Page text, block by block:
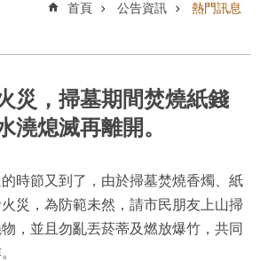
首頁 公告資訊 熱門訊息
災，掃墓期間焚燒紙錢
澆熄滅再離開。
時節又到了，由於掃墓焚燒香燭、紙
災，為防範未然，請市民朋友上山掃
，並且勿亂丟菸蒂及燃放爆竹，共同